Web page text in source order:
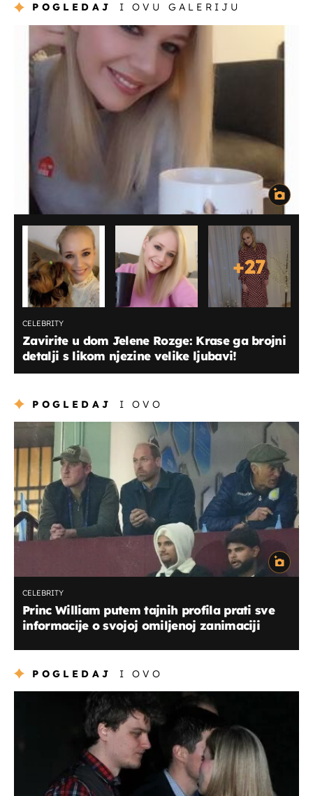
POGLEDAJ I OVU GALERIJU
+27
CELEBRITY
Zavirite u dom Jelene Rozge: Krase ga brojni
detalji s likom njezine velike ljubavi!
POGLEDAJ I OVO
CELEBRITY
Princ William putem tajnih profila prati sve
informacije o svojoj omiljenoj zanimaciji
POGLEDAJ I OVO